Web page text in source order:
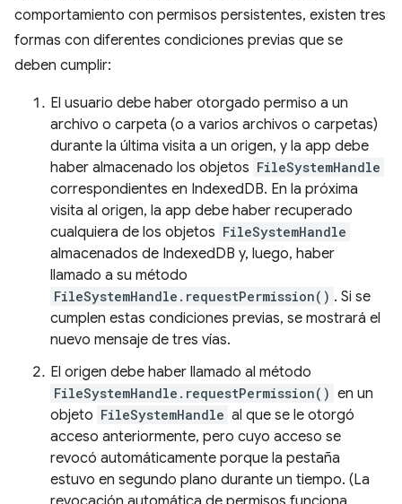
comportamiento con permisos persistentes, existen tres
formas con diferentes condiciones previas que se
deben cumplir:
El usuario debe haber otorgado permiso a un
archivo o carpeta (o a varios archivos o carpetas)
durante la última visita a un origen, y la app debe
haber almacenado los objetos FileSystemHandle
correspondientes en IndexedDB. En la próxima
visita al origen, la app debe haber recuperado
cualquiera de los objetos FileSystemHandle
almacenados de IndexedDB y, luego, haber
llamado a su método
FileSystemHandle.requestPermission() . Si se
cumplen estas condiciones previas, se mostrará el
nuevo mensaje de tres vías.
El origen debe haber llamado al método
FileSystemHandle.requestPermission() en un
objeto FileSystemHandle al que se le otorgó
acceso anteriormente, pero cuyo acceso se
revocó automáticamente porque la pestaña
estuvo en segundo plano durante un tiempo. (La